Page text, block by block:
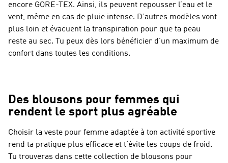
encore GORE-TEX. Ainsi, ils peuvent repousser l’eau et le
vent, même en cas de pluie intense. D’autres modèles vont
plus loin et évacuent la transpiration pour que ta peau
reste au sec. Tu peux dès lors bénéficier d’un maximum de
confort dans toutes les conditions.
Des blousons pour femmes qui
rendent le sport plus agréable
Choisir la veste pour femme adaptée à ton activité sportive
rend ta pratique plus efficace et t’évite les coups de froid.
Tu trouveras dans cette collection de blousons pour